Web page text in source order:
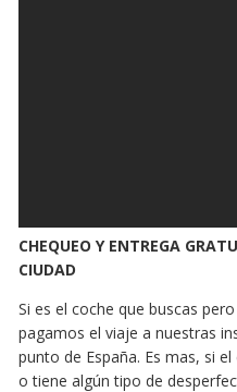
CHEQUEO Y ENTREGA
CIUDAD
Si es el coche que buscas
pagamos el viaje a nuestras
punto de España. Es mas, si
o tiene algún tipo de